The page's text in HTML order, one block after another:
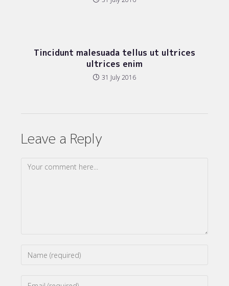
Tincidunt malesuada tellus ut ultrices
ultrices enim
31 July 2016
Leave a Reply
Comment
Enter
Enter